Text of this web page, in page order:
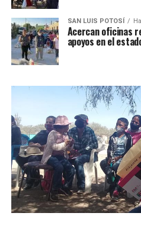
SAN LUIS POTOSÍ
Acercan oficinas
apoyos en el